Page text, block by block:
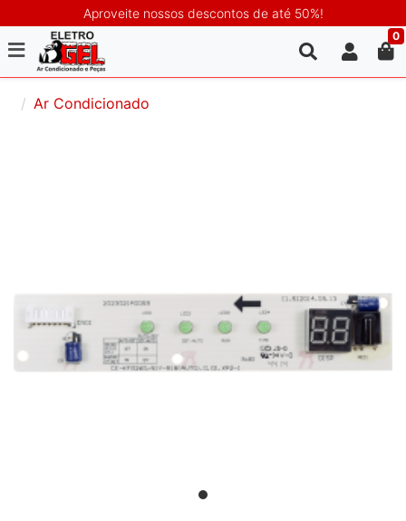
Aproveite nossos descontos de até 50%!
0
Ar Condicionado